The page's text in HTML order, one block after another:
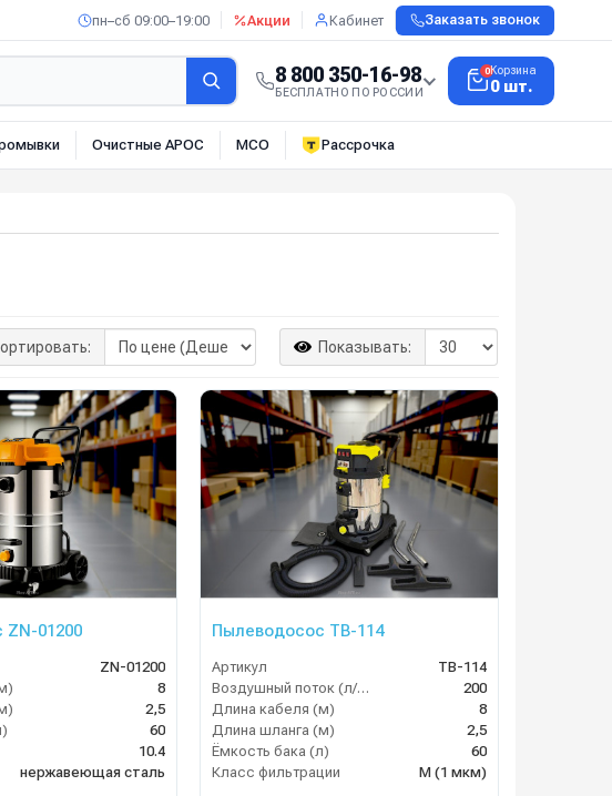
пн–сб 09:00–19:00 Акции Кабинет Заказать звонок
8 800 350-16-98
БЕСПЛАТНО ПО РОССИИ
0Корзина
0 шт.
Очистные АРОС МСО Рассрочка
Показывать:
01200
ZN-01200
8
2,5
60
10.4
нержавеющая сталь
Пылеводосос TB-114
Артикул
TB-114
Воздушный поток (л/сек)
200
Длина кабеля (м)
8
Длина шланга (м)
2,5
Ёмкость бака (л)
60
Класс фильтрации
M (1 мкм)